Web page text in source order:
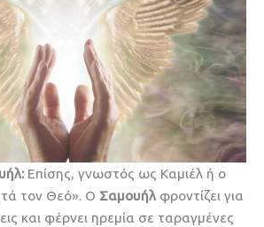
Επίσης, γνωστός ως Καμιέλ ή ο
τον Θεό». Ο Σαμουήλ φροντίζει για
και φέρνει ηρεμία σε ταραγμένες